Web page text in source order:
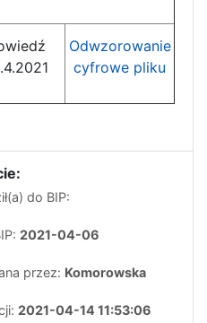
Odwzorowanie
cyfrowe pliku
do BIP:
2021-04-06
przez: Komorowska
2021-04-14 11:53:06